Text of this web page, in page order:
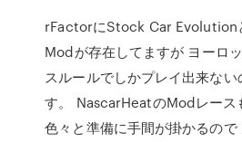
rFactorにStock Car Evolution
Modが存在してますが ヨーロ
スルールでしかプレイ出来ない
す。 NascarHeatのModレース
色々と準備に手間が掛かるので